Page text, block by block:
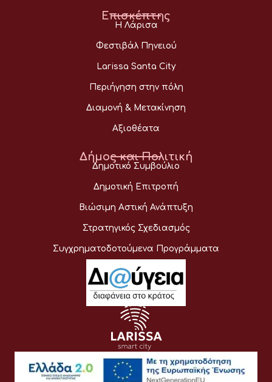
Επισκέπτης
Η Λάρισα
Φεστιβάλ Πηνειού
Larissa Santa City
Περιήγηση στην πόλη
Διαμονή & Μετακίνηση
Αξιοθέατα
Δήμος και Πολιτική
Δημοτικό Συμβούλιο
Δημοτική Επιτροπή
Βιώσιμη Αστική Ανάπτυξη
Στρατηγικός Σχεδιασμός
Συγχρηματοδοτούμενα Προγράμματα